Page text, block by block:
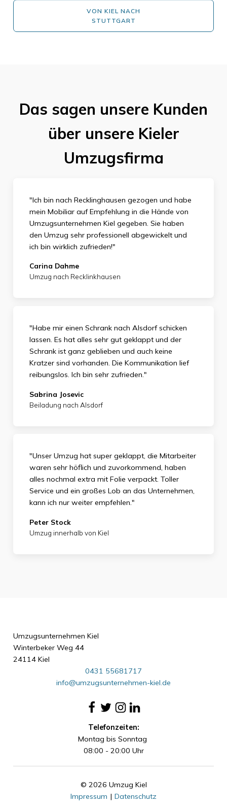
VON KIEL NACH
STUTTGART
Das sagen unsere Kunden
über unsere Kieler
Umzugsfirma
"Ich bin nach Recklinghausen gezogen und habe
mein Mobiliar auf Empfehlung in die Hände von
Umzugsunternehmen Kiel gegeben. Sie haben
den Umzug sehr professionell abgewickelt und
ich bin wirklich zufrieden!"
Carina Dahme
Umzug nach Recklinkhausen
"Habe mir einen Schrank nach Alsdorf schicken
lassen. Es hat alles sehr gut geklappt und der
Schrank ist ganz geblieben und auch keine
Kratzer sind vorhanden. Die Kommunikation lief
reibungslos. Ich bin sehr zufrieden."
Sabrina Josevic
Beiladung nach Alsdorf
"Unser Umzug hat super geklappt, die Mitarbeiter
waren sehr höflich und zuvorkommend, haben
alles nochmal extra mit Folie verpackt. Toller
Service und ein großes Lob an das Unternehmen,
kann ich nur weiter empfehlen."
Peter Stock
Umzug innerhalb von Kiel
Umzugsunternehmen Kiel
Winterbeker Weg 44
24114 Kiel
0431 55681717
info@umzugsunternehmen-kiel.de
Telefonzeiten:
Montag bis Sonntag
08:00 - 20:00 Uhr
© 2026 Umzug Kiel
Impressum | Datenschutz